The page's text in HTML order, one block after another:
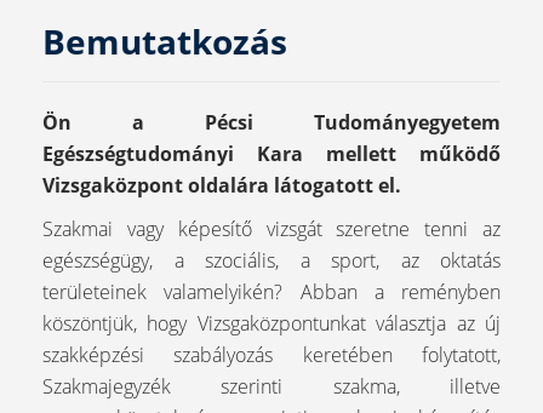
Bemutatkozás
Ön a Pécsi Tudományegyetem
Egészségtudományi Kara mellett működő
Vizsgaközpont oldalára látogatott el.
Szakmai vagy képesítő vizsgát szeretne tenni az
egészségügy, a szociális, a sport, az oktatás
területeinek valamelyikén? Abban a reményben
köszöntjük, hogy Vizsgaközpontunkat választja az új
szakképzési szabályozás keretében folytatott,
Szakmajegyzék szerinti szakma, illetve